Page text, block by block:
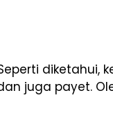
diketahui,
juga payet.